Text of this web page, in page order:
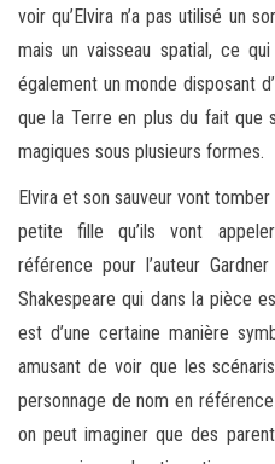
voir qu’Elvira n’a pas utilisé un
mais un vaisseau spatial, ce
également un monde disposant
que la Terre en plus du fait que
magiques sous plusieurs formes.
Elvira et son sauveur vont
petite fille qu’ils vont
référence pour l’auteur
Shakespeare qui dans la pièce
est d’une certaine manière
amusant de voir que les
personnage de nom en
on peut imaginer que des